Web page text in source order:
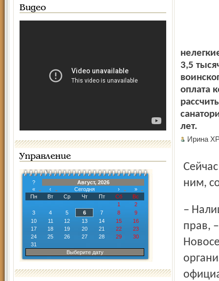
Видео
Управление
?
Август, 2026
«
‹ Сегодня ›
»
Пн
Вт Ср Чт Пт Сб
Вс
1
2
3
4 5 6 7 8
9
10
11 12 13 14 15
16
17
18 19 20 21 22
23
24
25 26 27 28 29
30
31
Выберите дату
3,5
оплата
лет.
Ирина
Сейчас эти льготы не дейст-вуют. Не предусмотрена по
ним,
– Налицо прямое ущемление наших конституционных
прав,